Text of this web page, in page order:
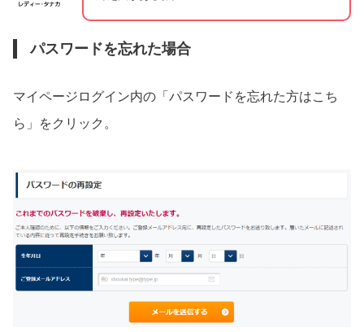
パスワードを忘れた場合
マイページログイン内の「パスワードを忘れた方はこち
ら」をクリック。